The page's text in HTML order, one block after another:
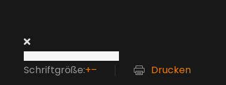
Schriftgröße:+– Drucken